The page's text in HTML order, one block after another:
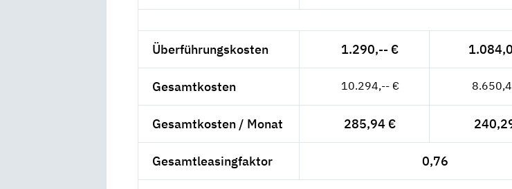
Überführungskosten 1.290,-- €
Gesamtkosten 10.294,-- €
Gesamtkosten / Monat 285,94 €
Gesamtleasingfaktor 0,76